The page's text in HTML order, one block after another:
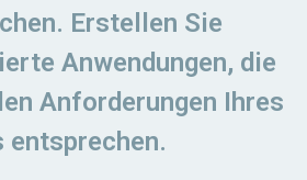
Erstellen Sie
Anwendungen, die
Anforderungen Ihres
entsprechen.